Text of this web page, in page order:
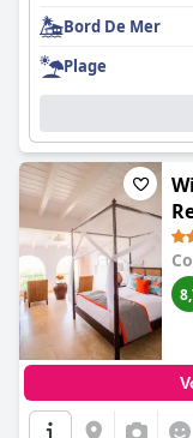
Bord De Mer
Plage